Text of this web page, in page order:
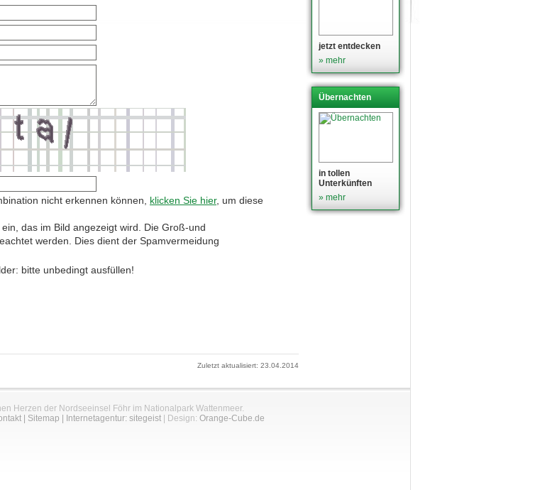
nicht erkennen können, klicken Sie hier, um diese
das im Bild angezeigt wird. Die Groß-und
werden. Dies dient der Spamvermeidung
bitte unbedingt ausfüllen!
jetzt entdecken
» mehr
Übernachten
in tollen
Unterkünften
» mehr
Zuletzt aktualisiert: 23.04.2014
Herzen der Nordseeinsel Föhr im Nationalpark Wattenmeer.
| Sitemap | Internetagentur: sitegeist| Design: Orange-Cube.de